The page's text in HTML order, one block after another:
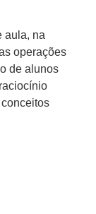
aula, na
operações
de alunos